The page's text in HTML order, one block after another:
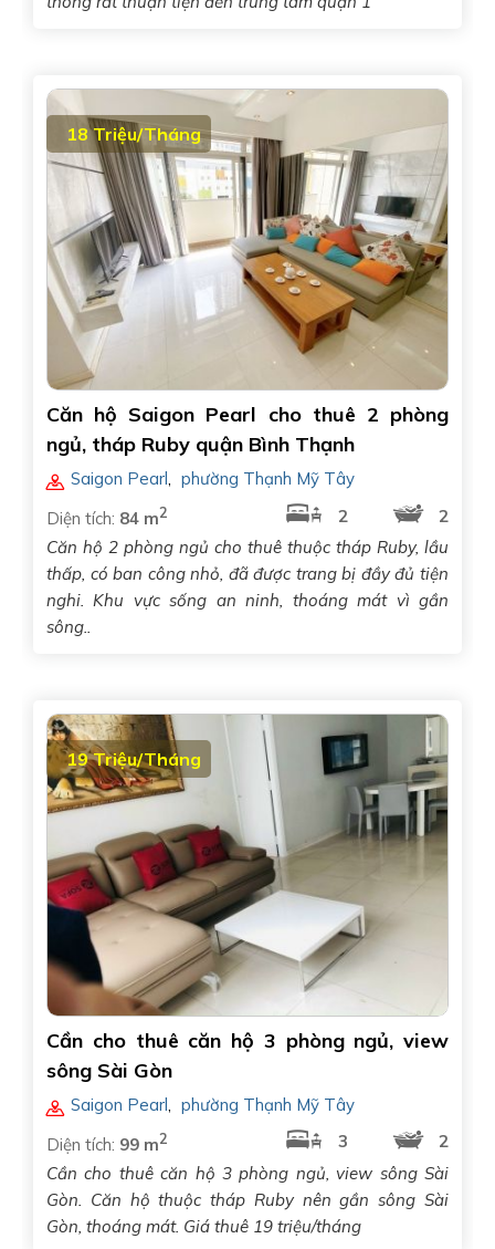
18 Triệu/Tháng
Căn hộ Saigon Pearl cho thuê 2 phòng
ngủ, tháp Ruby quận Bình Thạnh
Saigon Pearl, phường Thạnh Mỹ Tây
Diện tích: 84 m2 2
2
Căn hộ 2 phòng ngủ cho thuê thuộc tháp Ruby, lầu
thấp, có ban công nhỏ, đã được trang bị đầy đủ tiện
nghi. Khu vực sống an ninh, thoáng mát vì gần
sông..
19 Triệu/Tháng
Cần cho thuê căn hộ 3 phòng ngủ, view
sông Sài Gòn
Saigon Pearl
phường Thạnh Mỹ Tây
Diện tích: 99 m2 3
2
Cần cho thuê căn hộ 3 phòng ngủ, view sông Sài
Gòn. Căn hộ thuộc tháp Ruby nên gần sông Sài
Gòn, thoáng mát. Giá thuê 19 triệu/tháng